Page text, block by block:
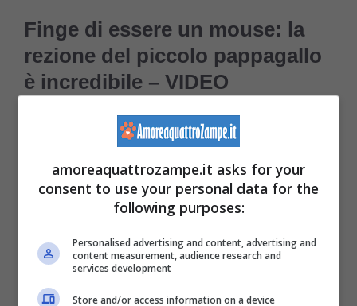
Finge di essere un mouse: la
rezione del piccolo pappagallo
è incredibile – VIDEO
del pappagallino a contatto con
sorprendente per molti. Nonostante sia
difficile crederci, il pappagallino sembra
davvero prenderci gusto a pensare di essere
il solo responsabile delle azioni che si
svolgono in contemporanea sullo schermo.
amoreaquattrozampe.it asks for your
consent to use your personal data for the
following purposes:
Personalised advertising and content, advertising and
content measurement, audience research and
services development
Store and/or access information on a device